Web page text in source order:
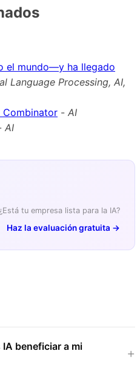
el mundo—y ha llegado
Language Processing, AI,
Combinator - AI
AI
¿Está tu empresa lista para la IA?
Haz la evaluación gratuita →
beneficiar a mi